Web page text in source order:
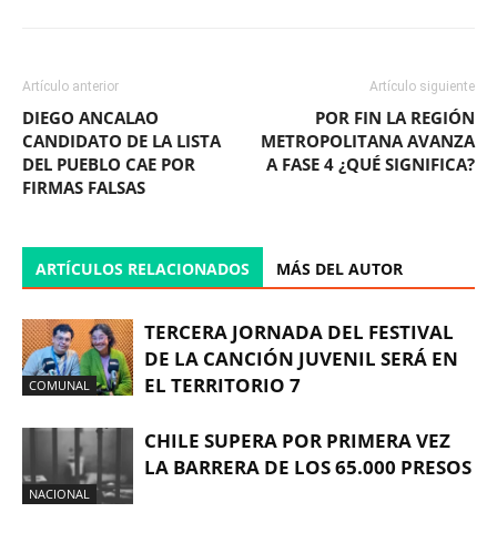
Artículo anterior
DIEGO ANCALAO
CANDIDATO DE LA LISTA
DEL PUEBLO CAE POR
FIRMAS FALSAS
Artículo siguiente
POR FIN LA REGIÓN
METROPOLITANA AVANZA
A FASE 4 ¿QUÉ SIGNIFICA?
ARTÍCULOS RELACIONADOS MÁS DEL AUTOR
COMUNAL
TERCERA JORNADA DEL FESTIVAL
DE LA CANCIÓN JUVENIL SERÁ EN
EL TERRITORIO 7
NACIONAL
CHILE SUPERA POR PRIMERA VEZ
LA BARRERA DE LOS 65.000 PRESOS